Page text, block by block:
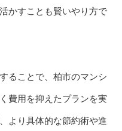
かすことも賢いやり方で
ることで、柏市のマンシ
費用を抑えたプランを実
より具体的な節約術や進